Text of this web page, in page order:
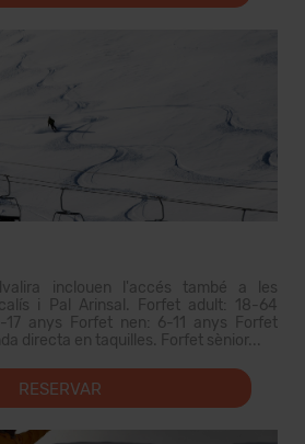
inclouen l'accés també a les
i Pal Arinsal. Forfet adult: 18-64
anys Forfet nen: 6-11 anys Forfet
directa en taquilles. Forfet sènior...
RESERVAR